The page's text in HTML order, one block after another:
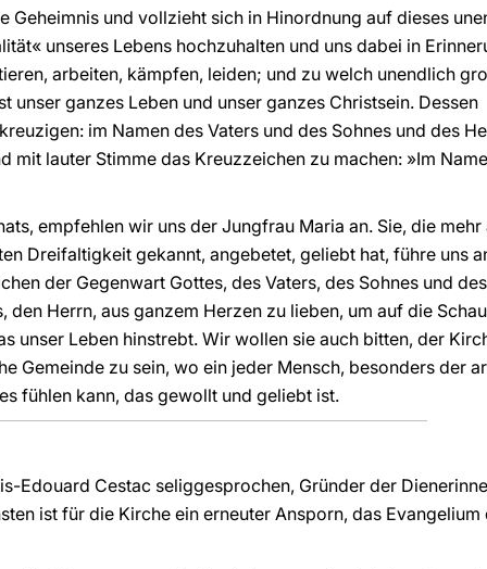
und vollzieht sich in Hinordnung auf dieses
unseres Lebens hochzuhalten und uns dabei in
arbeiten, kämpfen, leiden; und zu welch unendlich
unser ganzes Leben und unser ganzes Christsein. Dessen
im Namen des Vaters und des Sohnes und des
mit lauter Stimme das Kreuzzeichen zu machen: »Im
empfehlen wir uns der Jungfrau Maria an. Sie, die mehr
Dreifaltigkeit gekannt, angebetet, geliebt hat, führe uns
der Gegenwart Gottes, des Vaters, des Sohnes und des
Herrn, aus ganzem Herzen zu lieben, um auf die
unser Leben hinstrebt. Wir wollen sie auch bitten, der
Gemeinde zu sein, wo ein jeder Mensch, besonders der
fühlen kann, das gewollt und geliebt ist.
Edouard Cestac seliggesprochen, Gründer der
ist für die Kirche ein erneuter Ansporn, das Evangelium